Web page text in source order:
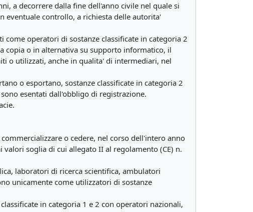
a decorrere dalla fine dell'anno civile nel quale si
eventuale controllo, a richiesta delle autorita'
operatori di sostanze classificate in categoria 2
copia o in alternativa su supporto informatico, il
o utilizzati, anche in qualita' di intermediari, nel
o esportano, sostanze classificate in categoria 2
esentati dall'obbligo di registrazione.
o cedere, nel corso dell'intero anno
soglia di cui allegato II al regolamento (CE) n.
laboratori di ricerca scientifica, ambulatori
unicamente come utilizzatori di sostanze
in categoria 1 e 2 con operatori nazionali,